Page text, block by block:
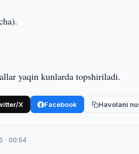
yaqin kunlarda topshiriladi.
X Facebook Havolani
· 00:54